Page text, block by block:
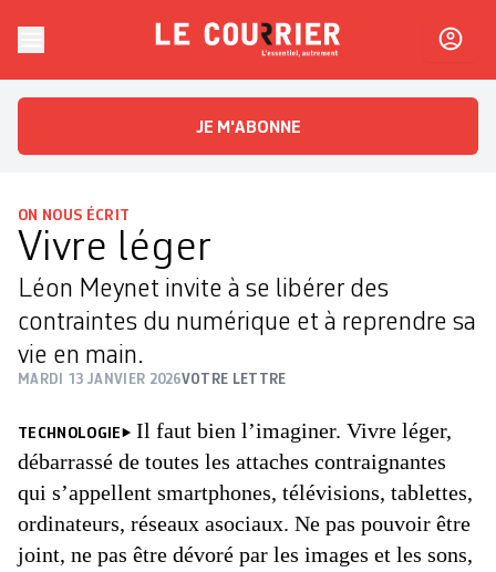
Le CourrierL'essentiel, autrement
JE M'ABONNE
ON NOUS ÉCRIT
Vivre léger
Léon Meynet invite à se libérer des
contraintes du numérique et à reprendre sa
vie en main.
MARDI 13 JANVIER 2026VOTRE LETTRE
TECHNOLOGIE
Il faut bien l’imaginer. Vivre léger,
débarrassé de toutes les attaches contraignantes
qui s’appellent smartphones, télévisions, tablettes,
ordinateurs, réseaux asociaux. Ne pas pouvoir être
joint, ne pas être dévoré par les images et les sons,